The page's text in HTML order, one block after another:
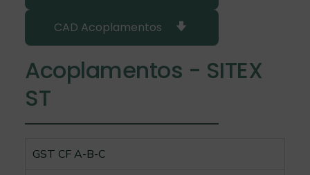
CAD Acoplamentos
Acoplamentos - SITEX
ST
GST CF A-B-C